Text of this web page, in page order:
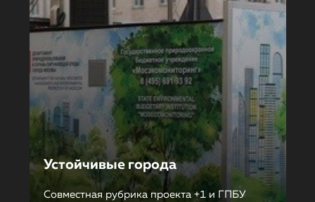
Устойчивые города
Совместная рубрика проекта +1 и ГПБУ